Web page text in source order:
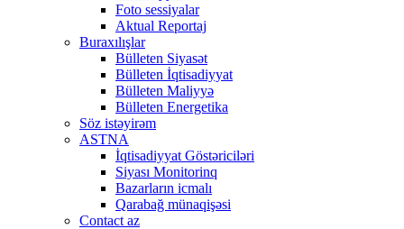
Foto sessiyalar
Aktual Reportaj
Buraxılışlar
Bülleten Siyasət
Bülleten İqtisadiyyat
Bülleten Maliyyə
Bülleten Energetika
Söz istəyirəm
ASTNA
İqtisadiyyat Göstəriciləri
Siyası Monitorinq
Bazarların icmalı
Qarabağ münaqişəsi
Contact az